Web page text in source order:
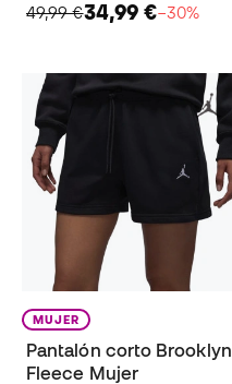
49,99 €34,99 €−30%
MUJER
Pantalón corto Brooklyn
Fleece Mujer